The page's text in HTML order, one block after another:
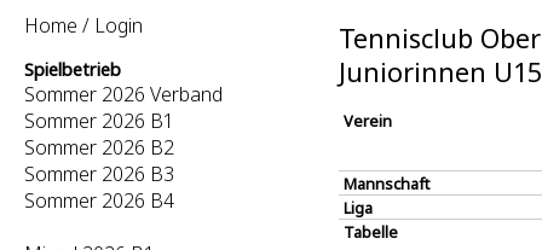
Home / Login
Spielbetrieb
Sommer 2026 Verband
Sommer 2026 B1
Sommer 2026 B2
Sommer 2026 B3
Sommer 2026 B4
Tennisclub
Juniorinnen
Verein
Mannschaft
Liga
Tabelle